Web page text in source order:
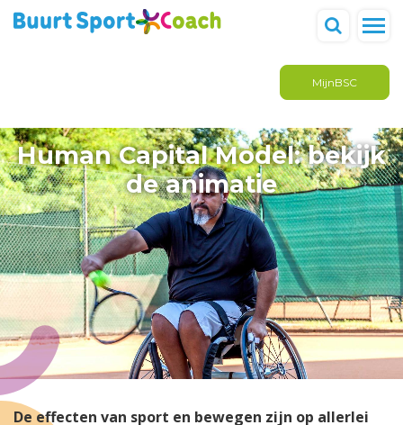
MijnBSC
Human Capital Model: bekijk
de animatie
De effecten van sport en bewegen zijn op allerlei